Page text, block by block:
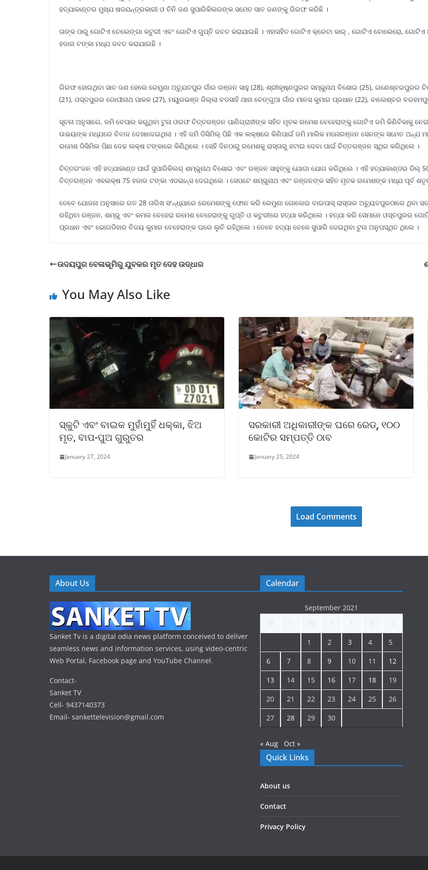
ହତ୍ଯାକାଣ୍ତର ମୁଖ୍ଯ ଷଡଯନ୍ତ୍ରକାରୀ ଓ ତିନି ଜଣ ସୁପାରିକିଲରଙ୍କ ସମେତ ସାତ ଜଣଙ୍କୁ ଗିରଫ କରିଛି ।
ତାଙ୍କ ଠାରୁ ଗୋଟିଏ ତେଲେଙ୍ଗା କଟୁରୀ ଏବଂ ଗୋଟିଏ ଗୁପ୍ତି ଜବତ କରାଯାଇଛି । ଏହାସହିତ ଗୋଟିଏ କ୍ରେଟା କାର୍ , ଗୋଟିଏ ବୋଲେରୋ,
ହଜାର ଟଙ୍କା ମଧ୍ଯ ଜବତ କରାଯାଇଛି ।
ଗିରଫ ହୋଇଥିବା ସାତ ଜଣ ହେଲେ ରେମୁଣା ଅଚ୍ଯୁତପୁର ଗାଁର ରଞ୍ଜନ ସାହୁ (28), ଶ୍ରୀକୃଷ୍ଣପୁରର ସମ୍ଭୁନାଥ ବିଶୋଇ (25), ଗଣେଶ୍ବରପୁରର
(21), ଓସ୍ତପୁରର ଗୋପୀନାଥ ପାକଳ (27), ମୟୁରଭଞ୍ଜ ଜିଲ୍ଲା ବଡସାହି ଥାନା ଚେଙ୍ଗୁଆ ଗାଁର ମାନସ କୁମାର ପ୍ରଧାନ (22), ବାଲେଶ୍ବର
ସୂଚନା ଅନୁସାରେ, ଜମି ବେପାର କରୁଥିବା ଟୁନା ଓରଫ ଚିତ୍ତରଞ୍ଜନ ପାଣିଗ୍ରାହୀଙ୍କ ସହିତ ମୃତକ ରମେଶ ବେହେରାଙ୍କୁ ଗୋଟିଏ ଜମି କିଣିବିକାକୁ
ଉଭୟଙ୍କ ମଧ୍ଯରେ ବିବାଦ ଦେଖାଦେଇଥିଲା । ଏହି ଜମି ଡିସିମିଲ୍ ପିଛି ଏକ ଲକ୍ଷରେ କିଣିପାଇଁ ଜମି ମାଲିକ ମନୋରଞ୍ଜନ ସେନଙ୍କ ସମେତ ଅନ୍ଯ
ରମେଶ ଡିସିମିଲ ପିଛା ଦେଢ ଲକ୍ଷ ଟଙ୍କାରେ କିଣିଥିଲେ । ସେହି ଦିନଠାରୁ ରମେଶକୁ ରାସ୍ତାରୁ ହଟାଇ ଦେବା ପାଇଁ ଚିତ୍ତରଞ୍ଜନ ସ୍ଥିର କରିଥିଲେ ।
ଚିତ୍ତରଂଜନ ଏହି ହତ୍ଯାକାଣ୍ଡ ପାଇଁ ସୁପାରିକିଲର୍ ଶମ୍ଭୁନାଥ ବିଶୋଇ ଏବଂ ରଞ୍ଜନ ସାହୁଙ୍କୁ ଯୋଗା ଯୋଗ କରିଥିଲେ । ଏହି ହତ୍ଯାକାଣ୍ଡର ଡିଲ୍
ଚିତ୍ତରଞ୍ଜନ ଏକଲକ୍ଷ 75 ହଜାର ଟଙ୍କା ଏଡଭାନ୍ସ ଦେଇଥିଲେ । ସେପଟେ ଶମ୍ଭୁନାଥ ଏବଂ ରଞ୍ଜନଙ୍କ ସହିତ ମୃତକ ରମେଶଙ୍କ ମଧ୍ଯ ପୂର୍ବ ଶତୃତା
ତେବେ ଯୋଜନା ଅନୁସାରେ ଗତ 28 ତାରିଖ ସଂନ୍ଧ୍ଯାରେ ରେମେଶଙ୍କୁ ଫୋନ କରି ରେମୁଣା ଗୋଲେଇ ବାଇପାସ୍ ରାସ୍ତାର ଅଚ୍ୟୁତପୁରଠାରେ ଥିବା
ରହିଥିବା ରଞ୍ଜନ, ଶମ୍ଭୁ ଏବଂ କମଲ ବେହେରା ରମେଶ ବେହେରାଙ୍କୁ ଗୁପ୍ତି ଓ କଟୁରୀରେ ହତ୍ଯା କରିଥିଲେ । ହତ୍ଯା କରି ସେମାନେ ଓସ୍ତପୁରର
ପ୍ରଧାନ ଏବଂ ଭୋଗଡିହାର ବିଜୟ କୁମାର ବେହେରାଙ୍କ ଘରେ ଲୁଚି ରହିଥିଲେ । ତେବେ ହତ୍ୟା ବେଳେ ସୁପାରି ଦେଇଥିବା ଟୁନା ଅନୁପସ୍ଥିତ ଥିଲେ ।
ଉଦୟପୁର ବେଳାଭୂମିରୁ ଯୁବକର ମୃତ ଦେହ ଉଦ୍ଧାର
You May Also Like
ସ୍କୁଟି ଏବଂ ବାଇକ ମୁହାଁମୁହିଁ ଧକ୍କା, ଝିଅ
ମୃତ, ବାପ-ପୁଅ ଗୁରୁତର
January 27, 2024
ସରକାରୀ ଅଧିକାରୀଙ୍କ ଘରେ ରେଡ୍, ୧୦୦
କୋଟିର ସମ୍ପତ୍ତି ଠାବ
January 25, 2024
Load Comments
About Us
Sanket Tv is a digital odia news platform conceived to deliver
seamless news and information services, using video-centric
Web Portal, Facebook page and YouTube Channel.
Contact-
Sanket TV
Cell- 9437140373
Email- sankettelevision@gmail.com
Calendar
September 2021
1 2 3 4 5
6 7 8 9 10 11 12
13 14 15 16 17 18 19
20 21 22 23 24 25 26
27 28 29 30
« Aug Oct »
Quick Links
About us
Contact
Privacy Policy